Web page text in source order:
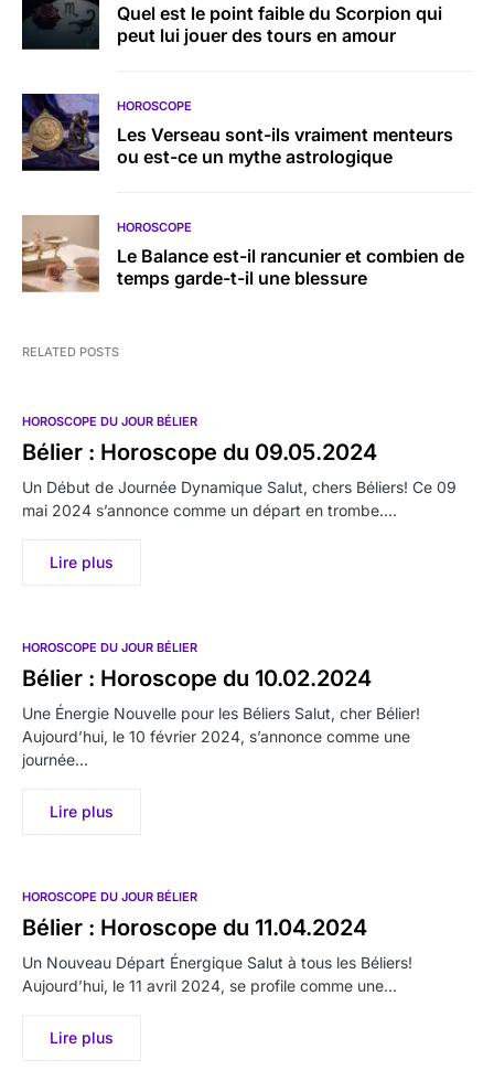
Quel est le point faible du Scorpion qui
peut lui jouer des tours en amour
HOROSCOPE
Les Verseau sont-ils vraiment menteurs
ou est-ce un mythe astrologique
HOROSCOPE
Le Balance est-il rancunier et combien de
temps garde-t-il une blessure
RELATED POSTS
HOROSCOPE DU JOUR BÉLIER
Bélier : Horoscope du 09.05.2024
Un Début de Journée Dynamique Salut, chers Béliers! Ce 09
mai 2024 s’annonce comme un départ en trombe.…
Lire plus
HOROSCOPE DU JOUR BÉLIER
Bélier : Horoscope du 10.02.2024
Une Énergie Nouvelle pour les Béliers Salut, cher Bélier!
Aujourd’hui, le 10 février 2024, s’annonce comme une
journée…
Lire plus
HOROSCOPE DU JOUR BÉLIER
Bélier : Horoscope du 11.04.2024
Un Nouveau Départ Énergique Salut à tous les Béliers!
Aujourd’hui, le 11 avril 2024, se profile comme une…
Lire plus